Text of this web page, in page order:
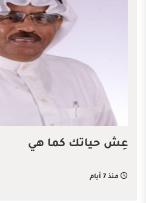
عِش حياتك كما هي
منذ 7 أيام